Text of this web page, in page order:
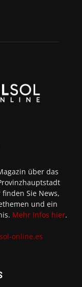
über das
Sie News,
und ein
Mehr Infos hier.
online.es